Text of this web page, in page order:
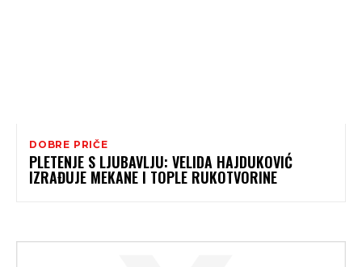
DOBRE PRIČE
PLETENJE S LJUBAVLJU: VELIDA HAJDUKOVIĆ
IZRAĐUJE MEKANE I TOPLE RUKOTVORINE